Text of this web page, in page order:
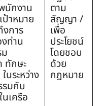
นักงาน
าหมาย
งการ
ท่าน
ทักษะ
นระหว่าง
รมกับ
เครือ
ตาม
สัญญา /
เพื่อ
ประโยชน์
โดยชอบ
ด้วย
กฎหมาย